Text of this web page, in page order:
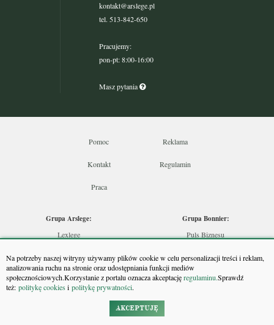
Na potrzeby naszej witryny używamy plików cookie w celu personalizacji treści i reklam,
analizowania ruchu na stronie oraz udostępniania funkcji mediów
społecznościowych.Korzystanie z portalu oznacza akceptacjęregulaminu.Sprawdź
też: politykę cookiesi politykę prywatności.
AKCEPTUJĘ
kontakt@arslege.pl
tel. 513-842-650
Pracujemy:
pon-pt: 8:00-16:00
Masz pytania
Pomoc Reklama
Kontakt Regulamin
Praca
Grupa Arslege:
Lexlege
Skarbowcy
Urzędnik
Rzeczoznawca
Grupa Bonnier:
Puls Biznesu
Puls Medycyny
Monitor Firm